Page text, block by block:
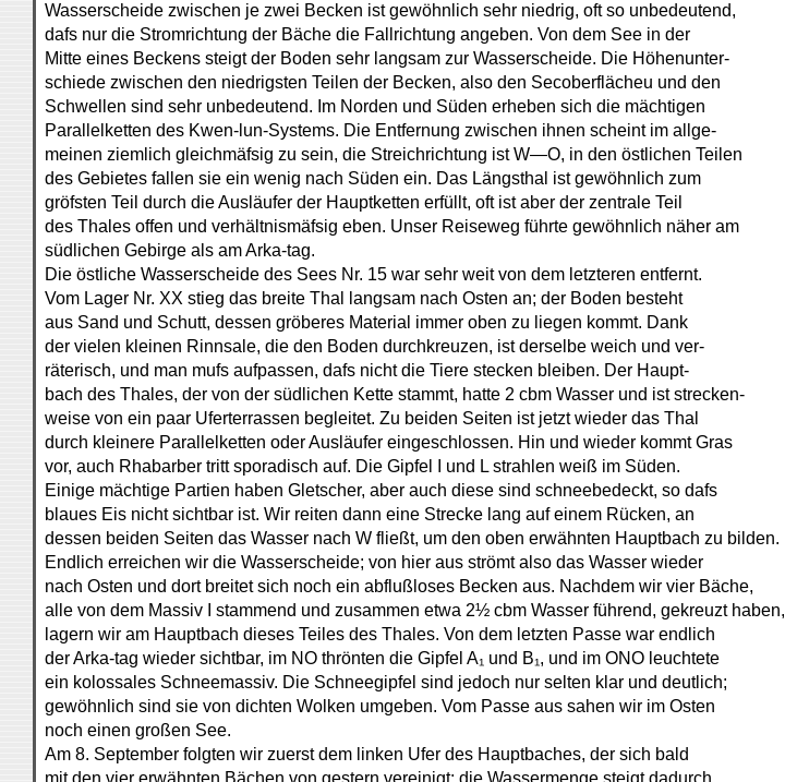
Wasserscheide zwischen je zwei Becken ist gewöhnlich sehr niedrig, oft so unbedeutend,
dafs nur die Stromrichtung der Bäche die Fallrichtung angeben. Von dem See in der
Mitte eines Beckens steigt der Boden sehr langsam zur Wasserscheide. Die Höhenunter-
schiede zwischen den niedrigsten Teilen der Becken, also den Secoberflächeu und den
Schwellen sind sehr unbedeutend. Im Norden und Süden erheben sich die mächtigen
Parallelketten des Kwen-lun-Systems. Die Entfernung zwischen ihnen scheint im allge-
meinen ziemlich gleichmäfsig zu sein, die Streichrichtung ist W—O, in den östlichen Teilen
des Gebietes fallen sie ein wenig nach Süden ein. Das Längsthal ist gewöhnlich zum
gröfsten Teil durch die Ausläufer der Hauptketten erfüllt, oft ist aber der zentrale Teil
des Thales offen und verhältnismäfsig eben. Unser Reiseweg führte gewöhnlich näher am
südlichen Gebirge als am Arka-tag.
Die östliche Wasserscheide des Sees Nr. 15 war sehr weit von dem letzteren entfernt.
Vom Lager Nr. XX stieg das breite Thal langsam nach Osten an; der Boden besteht
aus Sand und Schutt, dessen gröberes Material immer oben zu liegen kommt. Dank
der vielen kleinen Rinnsale, die den Boden durchkreuzen, ist derselbe weich und ver-
räterisch, und man mufs aufpassen, dafs nicht die Tiere stecken bleiben. Der Haupt-
bach des Thales, der von der südlichen Kette stammt, hatte 2 cbm Wasser und ist strecken-
weise von ein paar Uferterrassen begleitet. Zu beiden Seiten ist jetzt wieder das Thal
durch kleinere Parallelketten oder Ausläufer eingeschlossen. Hin und wieder kommt Gras
vor, auch Rhabarber tritt sporadisch auf. Die Gipfel I und L strahlen weiß im Süden.
Einige mächtige Partien haben Gletscher, aber auch diese sind schneebedeckt, so dafs
blaues Eis nicht sichtbar ist. Wir reiten dann eine Strecke lang auf einem Rücken, an
dessen beiden Seiten das Wasser nach W fließt, um den oben erwähnten Hauptbach zu bilden.
Endlich erreichen wir die Wasserscheide; von hier aus strömt also das Wasser wieder
nach Osten und dort breitet sich noch ein abflußloses Becken aus. Nachdem wir vier Bäche,
alle von dem Massiv I stammend und zusammen etwa 2½ cbm Wasser führend, gekreuzt haben,
lagern wir am Hauptbach dieses Teiles des Thales. Von dem letzten Passe war endlich
der Arka-tag wieder sichtbar, im NO thrönten die Gipfel A₁ und B₁, und im ONO leuchtete
ein kolossales Schneemassiv. Die Schneegipfel sind jedoch nur selten klar und deutlich;
gewöhnlich sind sie von dichten Wolken umgeben. Vom Passe aus sahen wir im Osten
noch einen großen See.
Am 8. September folgten wir zuerst dem linken Ufer des Hauptbaches, der sich bald
mit den vier erwähnten Bächen von gestern vereinigt; die Wassermenge steigt dadurch